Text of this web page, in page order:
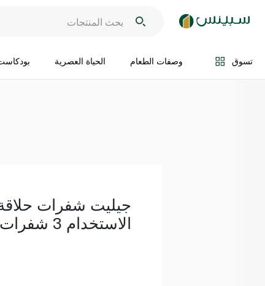
تسوق وصفات الطعام الحياة العصرية
اضف الى السلة
جيليت شفرات
الاستخدام 3 شفرات